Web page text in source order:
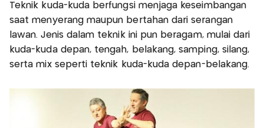
Teknik kuda-kuda berfungsi menjaga keseimbangan
saat menyerang maupun bertahan dari serangan
lawan. Jenis dalam teknik ini pun beragam, mulai dari
kuda-kuda depan, tengah, belakang, samping, silang,
serta mix seperti teknik kuda-kuda depan-belakang.